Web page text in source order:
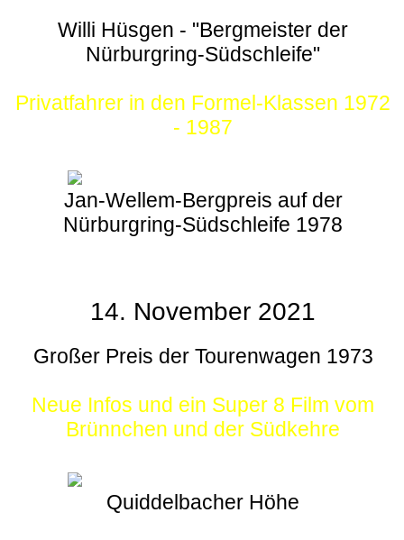
Willi Hüsgen - "Bergmeister der
Nürburgring-Südschleife"
Privatfahrer in den Formel-Klassen 1972
- 1987
Jan-Wellem-Bergpreis auf der
Nürburgring-Südschleife 1978
14. November 2021
Großer Preis der Tourenwagen 1973
Neue Infos und ein Super 8 Film vom
Brünnchen und der Südkehre
Quiddelbacher Höhe